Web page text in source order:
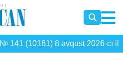
№ 141 (10161) 8 avqust 2026-cı il